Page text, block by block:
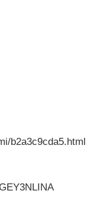
b2a3c9cda5.html